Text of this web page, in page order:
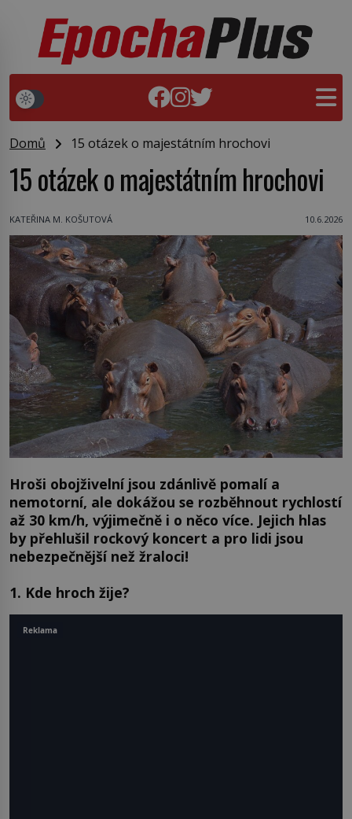
Domů 15 otázek o majestátním hrochovi
15 otázek o majestátním hrochovi
KATEŘINA M. KOŠUTOVÁ 10.6.2026
Hroši obojživelní jsou zdánlivě pomalí a
nemotorní, ale dokážou se rozběhnout rychlostí
až 30 km/h, výjimečně i o něco více. Jejich hlas
by přehlušil rockový koncert a pro lidi jsou
nebezpečnější než žraloci!
1. Kde hroch žije?
Reklama